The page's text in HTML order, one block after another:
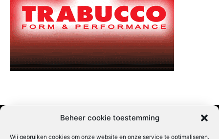
Beheer cookie toestemming
Wij gebruiken cookies om onze website en onze service te optimaliseren.